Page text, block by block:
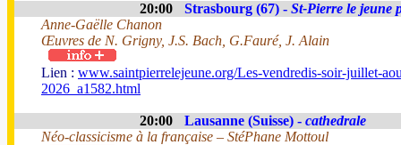
20:00 Strasbourg (67) - St-Pierre le jeune
Anne-Gaëlle Chanon
Œuvres de N. Grigny, J.S. Bach, G.Fauré, J. Alain
Lien : www.saintpierrelejeune.org/Les-vendredis-soir-juillet-
2026_a1582.html
20:00 Lausanne (Suisse) - cathedrale
Néo-classicisme à la française – StéPhane Mottoul